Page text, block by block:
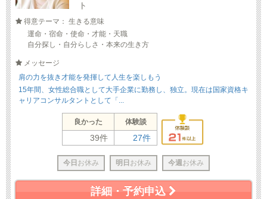
ト
得意テーマ： 生きる意味
運命・宿命・使命・才能・天職
自分探し・自分らしさ・本来の生き方
メッセージ
肩の力を抜き才能を発揮して人生を楽しもう
15年間、女性総合職として大手企業に勤務し、独立。現在は国家資格キ
ャリアコンサルタントとして「...
良かった 体験談
39件 27件
今日 お休み 明日 お休み 今週 お休み
詳細・予約申込